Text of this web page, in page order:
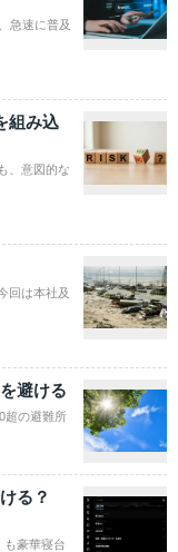
急速に普及
組み込
、意図的な
回は本社及
避ける
超の避難所
る？
も豪華寝台